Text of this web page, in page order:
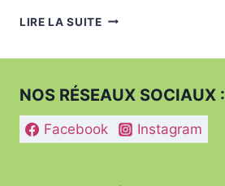
LIRE LA SUITEMOINS
DE
PROTÉINES
VÉGÉTALES.
NOS RÉSEAUX SOCIAUX :
Facebook Instagram